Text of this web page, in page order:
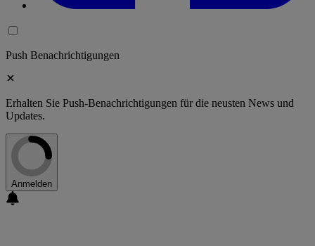
Push Benachrichtigungen
Erhalten Sie Push-Benachrichtigungen für die neusten News und
Updates.
Anmelden